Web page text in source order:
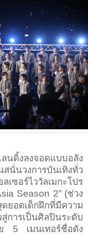
นดิ้งลงจอดแบบอลัง
สนั่นวงการบันเทิงทั่ว
เซอร์ไววัลเมกะโปร
Season 2” (ช่วง
ดยอดเด็กฝึกที่มีความ
การเป็นศิลปินระดับ
ย 5 เมนเทอร์ชื่อดัง